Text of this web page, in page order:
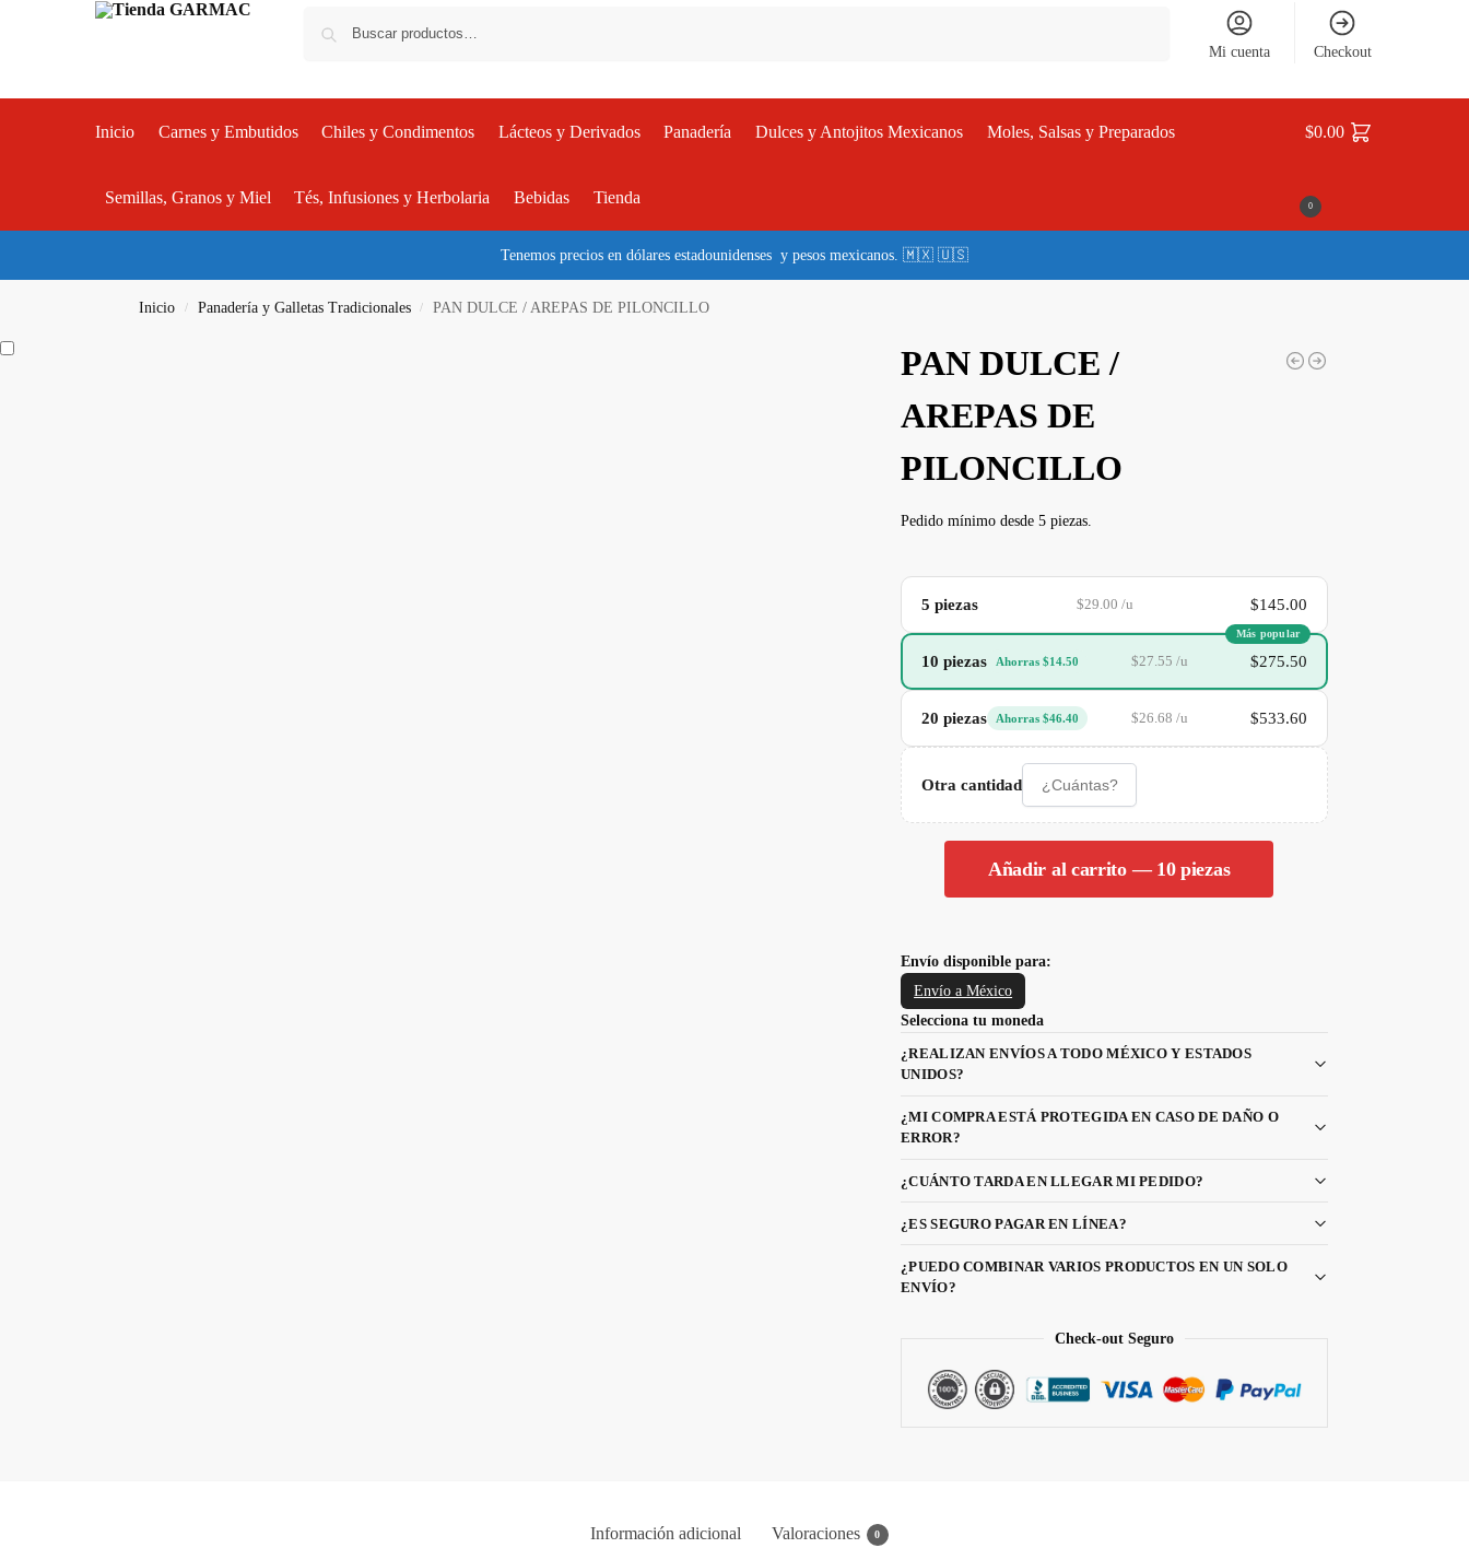
Mi cuenta Checkout
Inicio Carnes y Embutidos Chiles y Condimentos Lácteos y Derivados Panadería Dulces y Antojitos Mexicanos Moles, Salsas y Preparados
Semillas, Granos y Miel Tés, Infusiones y Herbolaria Bebidas Tienda
$0.00
0
Tenemos precios en dólares estadounidenses y pesos mexicanos. 🇲🇽 🇺🇸
Inicio / Panadería y Galletas Tradicionales / PAN DULCE / AREPAS DE PILONCILLO
PAN DULCE /
AREPAS DE
PILONCILLO
Pedido mínimo desde 5 piezas.
5 piezas $29.00 /u $145.00
Más popular
10 piezas Ahorras $14.50 $27.55 /u $275.50
20 piezas Ahorras $46.40 $26.68 /u $533.60
Otra cantidad
Añadir al carrito — 10 piezas
Envío disponible para:
Envío a México
Selecciona tu moneda
¿REALIZAN ENVÍOS A TODO MÉXICO Y ESTADOS
UNIDOS?
¿MI COMPRA ESTÁ PROTEGIDA EN CASO DE DAÑO O
ERROR?
¿CUÁNTO TARDA EN LLEGAR MI PEDIDO?
¿ES SEGURO PAGAR EN LÍNEA?
¿PUEDO COMBINAR VARIOS PRODUCTOS EN UN SOLO
ENVÍO?
Check-out Seguro
Información adicional Valoraciones 0